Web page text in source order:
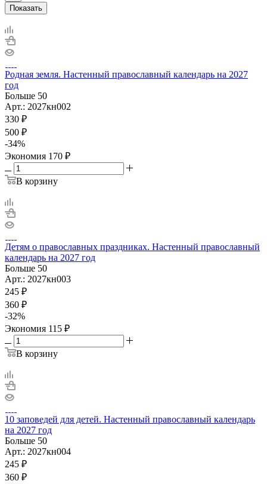
Показать
Родная земля. Настенный православный календарь на 2027
год
Больше 50
Арт.: 2027кн002
330 ₽
500 ₽
-34%
Экономия 170 ₽
В корзину
Детям о православных праздниках. Настенный православный
календарь на 2027 год
Больше 50
Арт.: 2027кн003
245 ₽
360 ₽
-32%
Экономия 115 ₽
В корзину
10 заповедей для детей. Настенный православный календарь
на 2027 год
Больше 50
Арт.: 2027кн004
245 ₽
360 ₽